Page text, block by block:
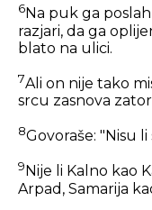
6Na puk ga
razjari, da ga
blato na ulici.
7Ali on nije tako
srcu zasnova
8Govoraše: "Nisu
9 Nije li Kalno kao
Arpad, Samarija